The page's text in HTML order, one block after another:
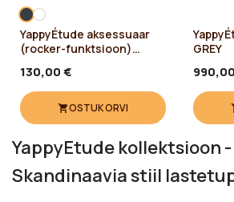
YappyÉtude aksessuaar
(rocker-funktsioon)
130,00 €
OSTUKORVI
GREY
YappyEtude kollektsioon
Skandinaavia stiil